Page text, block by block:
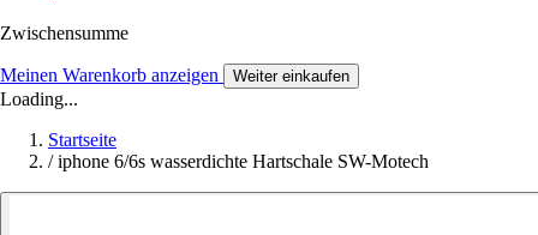
Zwischensumme
Meinen Warenkorb anzeigen Weiter einkaufen
Loading...
Startseite
/ iphone 6/6s wasserdichte Hartschale SW-Motech